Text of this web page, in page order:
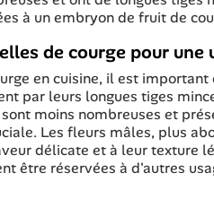
à un embryon de fruit de
de courge pour
en cuisine, il est
par leurs longues tiges
moins nombreuses et
Les fleurs mâles, plus
délicate et à leur texture
être réservées à d'autres